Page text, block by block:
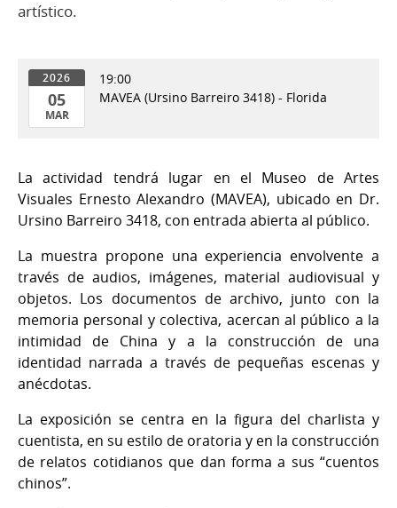
artístico.
2026
05
MAR
Mar
del
2026
19:00
MAVEA (Ursino Barreiro 3418) - Florida
La actividad tendrá lugar en el Museo de Artes
Visuales Ernesto Alexandro (MAVEA), ubicado en Dr.
Ursino Barreiro 3418, con entrada abierta al público.
La muestra propone una experiencia envolvente a
través de audios, imágenes, material audiovisual y
objetos. Los documentos de archivo, junto con la
memoria personal y colectiva, acercan al público a la
intimidad de China y a la construcción de una
identidad narrada a través de pequeñas escenas y
anécdotas.
La exposición se centra en la figura del charlista y
cuentista, en su estilo de oratoria y en la construcción
de relatos cotidianos que dan forma a sus “cuentos
chinos”.